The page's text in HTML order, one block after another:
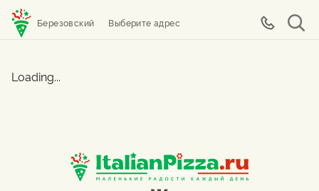
Березовский Выберите адрес
Loading...